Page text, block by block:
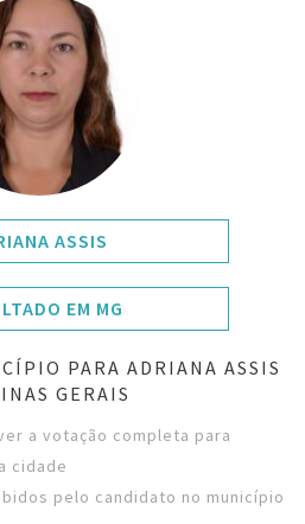
ASSIS
EM MG
PARA ADRIANA ASSIS
GERAIS
a votação completa para
cidade
pelo candidato no município